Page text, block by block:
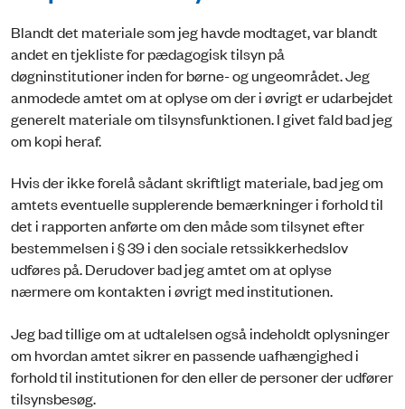
Blandt det materiale som jeg havde modtaget, var blandt
andet en tjekliste for pædagogisk tilsyn på
døgninstitutioner inden for børne- og ungeområdet. Jeg
anmodede amtet om at oplyse om der i øvrigt er udarbejdet
generelt materiale om tilsynsfunktionen. I givet fald bad jeg
om kopi heraf.
Hvis der ikke forelå sådant skriftligt materiale, bad jeg om
amtets eventuelle supplerende bemærkninger i forhold til
det i rapporten anførte om den måde som tilsynet efter
bestemmelsen i § 39 i den sociale retssikkerhedslov
udføres på. Derudover bad jeg amtet om at oplyse
nærmere om kontakten i øvrigt med institutionen.
Jeg bad tillige om at udtalelsen også indeholdt oplysninger
om hvordan amtet sikrer en passende uafhængighed i
forhold til institutionen for den eller de personer der udfører
tilsynsbesøg.